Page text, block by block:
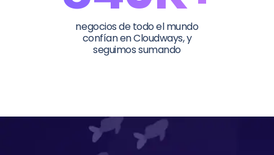
negocios de todo el mundo
confían en Cloudways, y
seguimos sumando